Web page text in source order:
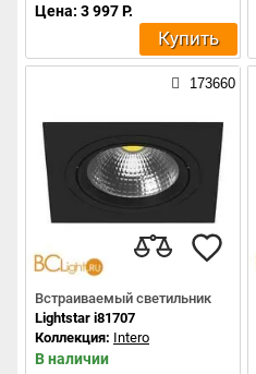
Цена: 3 997 Р.
Купить
173660
Встраиваемый светильник
Lightstar i81707
Коллекция: Intero
В наличии